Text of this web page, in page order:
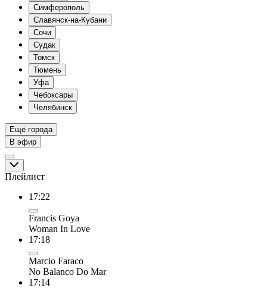
Симферополь
Славянск-на-Кубани
Сочи
Судак
Томск
Тюмень
Уфа
Чебоксары
Челябинск
Ещё города
В эфир
Плейлист
17:22
Francis Goya
Woman In Love
17:18
Marcio Faraco
No Balanco Do Mar
17:14